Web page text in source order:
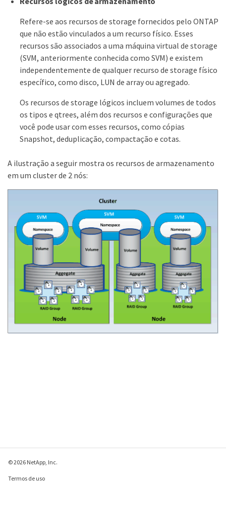
Refere-se aos recursos de storage fornecidos pelo ONTAP
que não estão vinculados a um recurso físico. Esses
recursos são associados a uma máquina virtual de storage
(SVM, anteriormente conhecida como SVM) e existem
independentemente de qualquer recurso de storage físico
específico, como disco, LUN de array ou agregado.
Os recursos de storage lógicos incluem volumes de todos
os tipos e qtrees, além dos recursos e configurações que
você pode usar com esses recursos, como cópias
Snapshot, deduplicação, compactação e cotas.
A ilustração a seguir mostra os recursos de armazenamento
em um cluster de 2 nós:
© 2026 NetApp, Inc.
Termos de uso